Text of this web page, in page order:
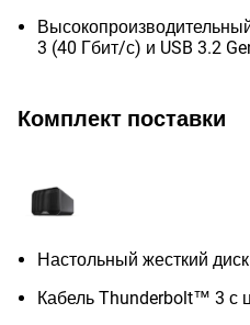
3 (40 Гбит/с) и USB 3.2
Комплект поставки
Настольный жесткий диск
Кабель Thunderbolt™ 3 с